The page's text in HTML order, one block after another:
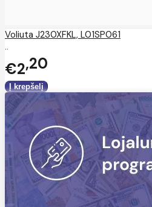
Voliuta J230XFKL, L01SP061
..
€2 20